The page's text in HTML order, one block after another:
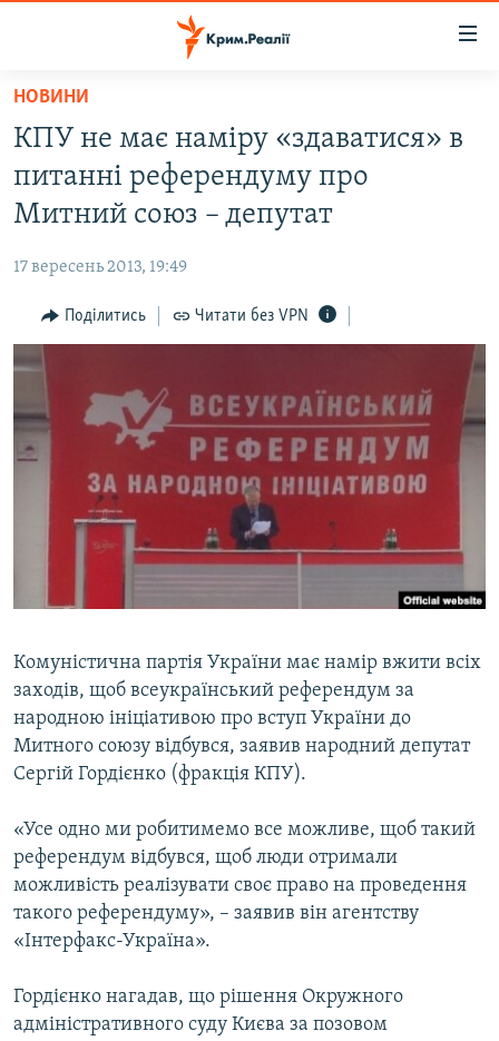
Перейти
основного
матеріалу
Перейти
до
основної
навігації
Перейти
до
пошуку
ВІДЕО ТА ФОТО
БЛОГИ
ПОГЛЯД
ІНТЕРВ'Ю
ВСЕ ЗА ДЕНЬ
СПЕЦПРОЕКТИ
ДЕПОРТАЦІЯ
ВІДЕОУРОКИ «ELIFBE»
СВІДЧЕННЯ ОКУПАЦІЇ
УКРАЇНСЬКА ПРОБЛЕМА КРИМУ
ЯК ОБІЙТИ БЛОКУВАННЯ
Усі сайти RFE/RL
НОВИНИ
КПУ не має наміру «здаватися» в
питанні референдуму про
Митний союз – депутат
17 вересень 2013, 19:49
Поділитись Читати без VPN
Комуністична партія України має намір вжити всіх
заходів, щоб всеукраїнський референдум за
народною ініціативою про вступ України до
Митного союзу відбувся, заявив народний депутат
Сергій Гордієнко (фракція КПУ).
«Усе одно ми робитимемо все можливе, щоб такий
референдум відбувся, щоб люди отримали
можливість реалізувати своє право на проведення
такого референдуму», – заявив він агентству
«Інтерфакс-Україна».
Гордієнко нагадав, що рішення Окружного
адміністративного суду Києва за позовом